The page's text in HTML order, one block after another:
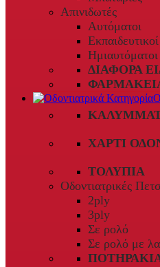
Απινιδωτές
Αυτόματοι
Εκπαιδευτικοί
Ημιαυτόματοι
ΔΙΆΦΟΡΑ
ΧΑΡΤΊ
ΤΟΛΎΠΙΑ
Οδοντιατρικές
2ply
3ply
Σε ρολό
Σε ρολό με